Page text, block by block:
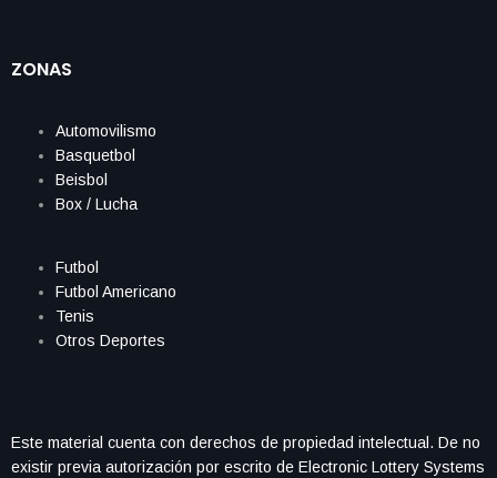
ZONAS
Automovilismo
Basquetbol
Beisbol
Box / Lucha
Futbol
Futbol Americano
Tenis
Otros Deportes
Este material cuenta con derechos de propiedad intelectual. De no
existir previa autorización por escrito de Electronic Lottery Systems